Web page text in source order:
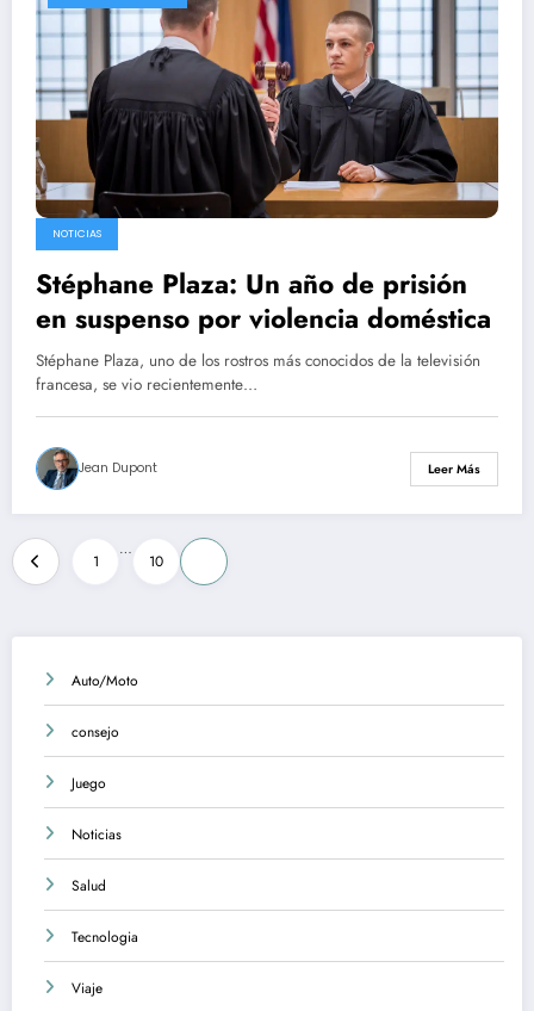
NOTICIAS
Stéphane Plaza: Un año de prisión
en suspenso por violencia doméstica
Stéphane Plaza, uno de los rostros más conocidos de la televisión
francesa, se vio recientemente…
Jean Dupont Leer Más
Posts
pagination
1
…
10
Auto/Moto
consejo
Juego
Noticias
Salud
Tecnologia
Viaje